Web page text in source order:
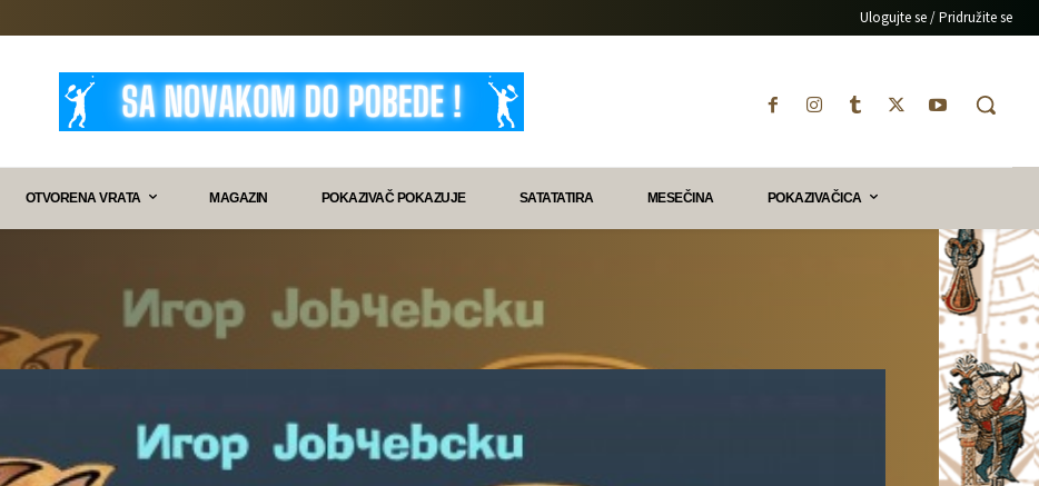
Ulogujte se / Pridružite se
OTVORENA VRATA MAGAZIN POKAZIVAČ POKAZUJE SATATATIRA MESEČINA POKAZIVAČICA